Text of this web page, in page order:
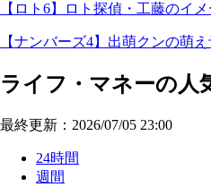
【ロト6】ロト探偵・工藤のイ
【ナンバーズ4】出萌クンの萌
ライフ・マネーの人
最終更新：2026/07/05 23:00
24時間
週間